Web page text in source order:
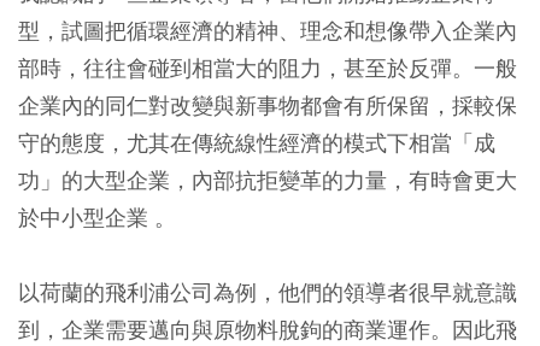
型，試圖把循環經濟的精神、理念和想像帶入企業內
部時，往往會碰到相當大的阻力，甚至於反彈。一般
企業內的同仁對改變與新事物都會有所保留，採較保
守的態度，尤其在傳統線性經濟的模式下相當「成
功」的大型企業，內部抗拒變革的力量，有時會更大
於中小型企業 。
以荷蘭的飛利浦公司為例，他們的領導者很早就意識
到，企業需要邁向與原物料脫鉤的商業運作。因此飛